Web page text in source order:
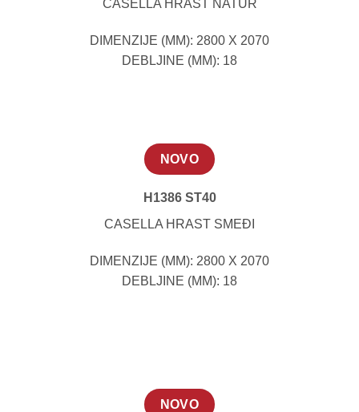
CASELLA HRAST NATUR
DIMENZIJE (MM): 2800 X 2070
DEBLJINE (MM): 18
NOVO
H1386 ST40
CASELLA HRAST SMEĐI
DIMENZIJE (MM): 2800 X 2070
DEBLJINE (MM): 18
NOVO